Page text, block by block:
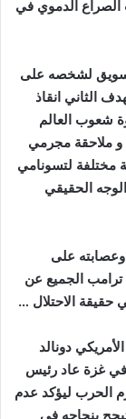
الصراع الدموي في
لشخصه على
الثاني انقاذ
شعوب العالم
و ملاحقة مجرمي
مختلفة لتسونامي
الحقيقي
على
ترامب الجميع عن
حقيقة الاحتلال …
دونالد
في غزة عاد رئيس
الحرب ليؤكد عدم
بنجاحه في